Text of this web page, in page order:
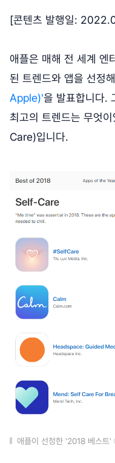
[콘텐츠 발행일:
애플은 매해 전 세계 엔
된 트렌드와 앱을 선정해
Apple)'을 발표합니다.
최고의 트렌드는 무엇
Care)입니다.
애플이 선정한 '2018 베스